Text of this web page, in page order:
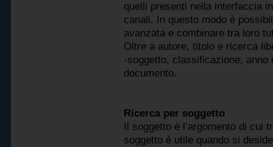
quelli presenti nella interfaccia
canali. In questo modo è
avanzata e combinare tra loro
Oltre a autore, titolo e ricerca
-soggetto, classificazione, anno
documento.
Ricerca per soggetto
Il soggetto è l’argomento di cui
soggetto è utile quando si